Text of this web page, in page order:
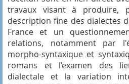
travaux visant à produire,
description fine des dialectes
France et un
relations, notamment par
morpho-syntaxique et
romans et l’examen des
dialectale et la variation